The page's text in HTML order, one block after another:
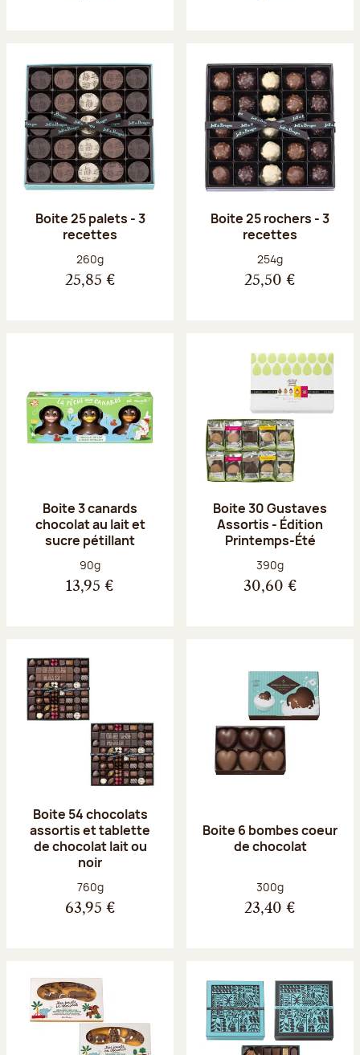
Boite 25 palets - 3
recettes
Poids net :
260g
25,85 €
Boite 25 rochers - 3
recettes
Poids net :
254g
25,50 €
Boite 3 canards
chocolat au lait et
sucre pétillant
Poids net :
90g
13,95 €
Boite 30 Gustaves
Assortis - Édition
Printemps-Été
Poids net :
390g
30,60 €
Boite 54 chocolats
assortis et tablette
de chocolat lait ou
noir
Poids net :
760g
63,95 €
Boite 6 bombes coeur
de chocolat
Poids net :
300g
23,40 €